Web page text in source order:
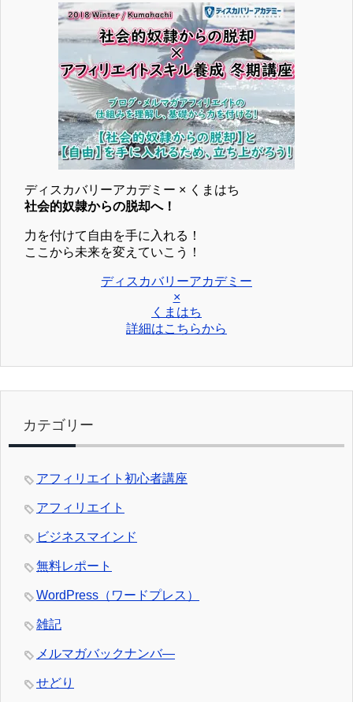
ディスカバリーアカデミー × くまはち
社会的奴隷からの脱却へ！
力を付けて自由を手に入れる！
ここから未来を変えていこう！
ディスカバリーアカデミー
×
くまはち
詳細はこちらから
カテゴリー
アフィリエイト初心者講座
アフィリエイト
ビジネスマインド
無料レポート
WordPress（ワードプレス）
雑記
メルマガバックナンバ―
せどり